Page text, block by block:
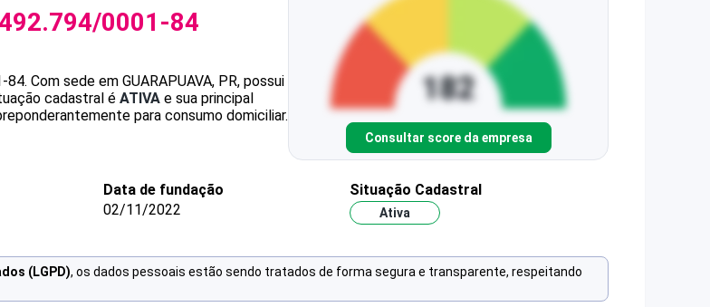
0001-84
84. Com sede em GUARAPUAVA, PR, possui
cadastral é ATIVA e sua principal
para consumo domiciliar.
Consultar score da empresa
Data de fundação
02/11/2022
Situação Cadastral
Ativa
(LGPD), os dados pessoais estão sendo tratados de forma segura e transparente, respeitando